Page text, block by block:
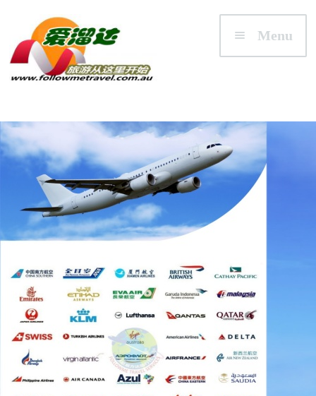
Skip to navigation
Skip to content
Menu
首页
澳大利亚
悉尼/新州 NSW
墨尔本/维州 VIC
黄金海岸/布里斯班
凯恩斯/大堡礁